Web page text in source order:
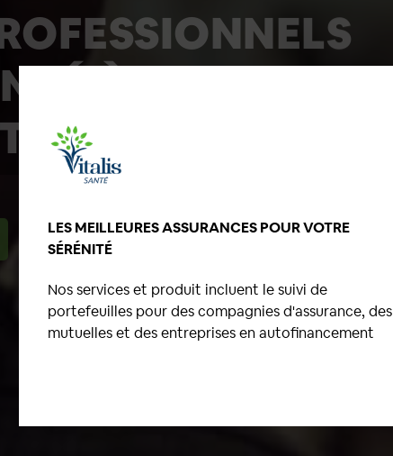
À VOTRE
LES MEILLEURES ASSURANCES POUR VOTRE
SÉRÉNITÉ
Nos services et produit incluent le suivi de
portefeuilles pour des compagnies d'assurance, des
mutuelles et des entreprises en autofinancement